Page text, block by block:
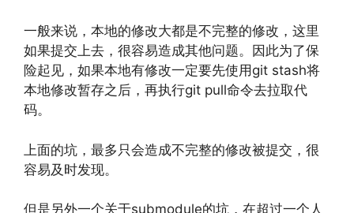
一般来说，本地的修改大都是不完整的修改，这里
如果提交上去，很容易造成其他问题。因此为了保
险起见，如果本地有修改一定要先使用git stash将
本地修改暂存之后，再执行git pull命令去拉取代
码。
上面的坑，最多只会造成不完整的修改被提交，很
容易及时发现。
但是另外一个关于submodule的坑，在超过一个人